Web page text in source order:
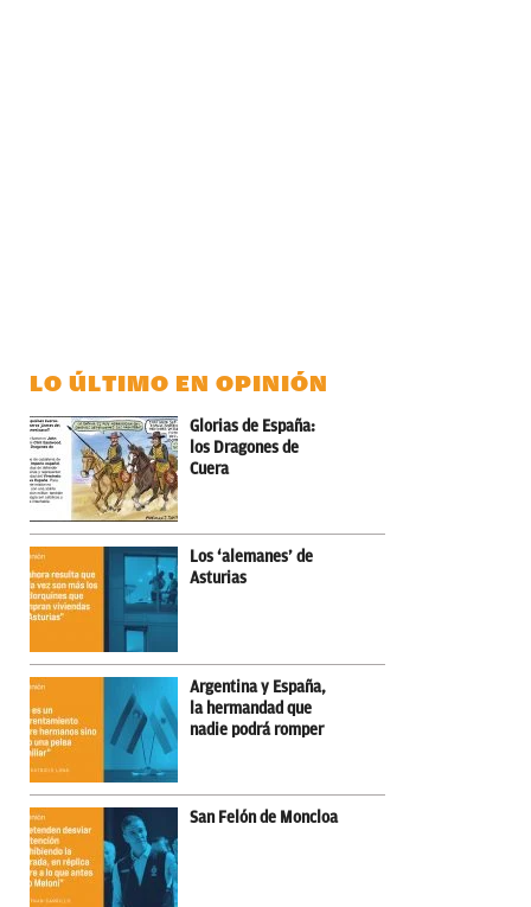
LO ÚLTIMO EN OPINIÓN
Glorias de España:
los Dragones de
Cuera
Los ‘alemanes’ de
Asturias
Argentina y España,
la hermandad que
nadie podrá romper
San Felón de Moncloa